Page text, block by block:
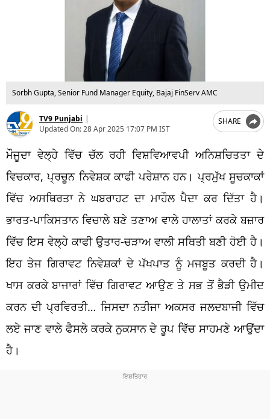
Sorbh Gupta, Senior Fund Manager Equity, Bajaj FinServ AMC
TV9 Punjabi |
Updated On:28 Apr 2025 17:07 PM IST
SHARE
ਮੌਜੂਦਾ ਵੇਲ੍ਹੇ ਵਿੱਚ ਚੱਲ ਰਹੀ ਵਿਸ਼ਵਿਆਵਪੀ ਅਨਿਸ਼ਚਿਤਤਾ ਦੇ
ਵਿਚਕਾਰ, ਪ੍ਰਚੂਨ ਨਿਵੇਸ਼ਕ ਕਾਫੀ ਪਰੇਸ਼ਾਨ ਹਨ। ਪ੍ਰਮੁੱਖ ਸੂਚਕਾਕਾਂ
ਵਿੱਚ ਅਸਥਿਰਤਾ ਨੇ ਘਬਰਾਹਟ ਦਾ ਮਾਹੌਲ ਪੈਦਾ ਕਰ ਦਿੱਤਾ ਹੈ।
ਭਾਰਤ-ਪਾਕਿਸਤਾਨ ਵਿਚਾਲੇ ਬਣੇ ਤਣਾਅ ਵਾਲੇ ਹਾਲਾਤਾਂ ਕਰਕੇ ਬਜ਼ਾਰ
ਵਿੱਚ ਇਸ ਵੇਲ੍ਹੇ ਕਾਫੀ ਉਤਾਰ-ਚੜਾਅ ਵਾਲੀ ਸਥਿਤੀ ਬਣੀ ਹੋਈ ਹੈ।
ਇਹ ਤੇਜ ਗਿਰਾਵਟ ਨਿਵੇਸ਼ਕਾਂ ਦੇ ਪੱਖਪਾਤ ਨੂੰ ਮਜਬੂਤ ਕਰਦੀ ਹੈ।
ਖਾਸ ਕਰਕੇ ਬਾਜਾਰਾਂ ਵਿੱਚ ਗਿਰਾਵਟ ਆਉਣ ਤੇ ਸਭ ਤੋਂ ਭੈੜੀ ਉਮੀਦ
ਕਰਨ ਦੀ ਪ੍ਰਵਿਰਤੀ… ਜਿਸਦਾ ਨਤੀਜਾ ਅਕਸਰ ਜਲਦਬਾਜੀ ਵਿੱਚ
ਲਏ ਜਾਣ ਵਾਲੇ ਫੈਸਲੇ ਕਰਕੇ ਨੁਕਸਾਨ ਦੇ ਰੂਪ ਵਿੱਚ ਸਾਹਮਣੇ ਆਉਂਦਾ
ਹੈ।